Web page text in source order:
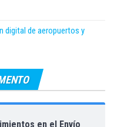
digital de aeropuertos y
en el Envío